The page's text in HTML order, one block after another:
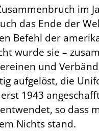
im
das Ende der
Befehl der
wurde sie –
und
aufgelöst, die
1943
so dass
Nichts stand.